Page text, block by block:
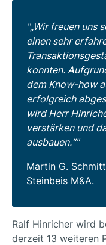
„Wir freuen uns
einen sehr
konnten.
dem Know-how
erfolgreich
wird Herr
verstärken und
ausbauen.“
Martin G.
Steinbeis M&A.
Ralf Hinricher wird
derzeit 13 weiteren